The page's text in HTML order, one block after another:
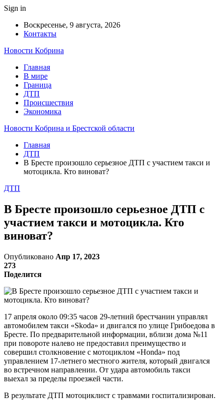
Sign in
Воскресенье, 9 августа, 2026
Контакты
Новости Кобрина
Главная
В мире
Граница
ДТП
Происшествия
Экономика
Новости Кобрина и Брестской области
Главная
ДТП
В Бресте произошло серьезное ДТП с участием такси и
мотоцикла. Кто виноват?
ДТП
В Бресте произошло серьезное ДТП с
участием такси и мотоцикла. Кто
виноват?
Опубликовано Апр 17, 2023
273
Поделится
17 апреля около 09:35 часов 29-летний брестчанин управлял
автомобилем такси «Skoda» и двигался по улице Грибоедова в
Бресте. По предварительной информации, вблизи дома №11
при повороте налево не предоставил преимущество и
совершил столкновение с мотоциклом «Honda» под
управлением 17-летнего местного жителя, который двигался
во встречном направлении. От удара автомобиль такси
выехал за пределы проезжей части.
В результате ДТП мотоциклист с травмами госпитализирован.